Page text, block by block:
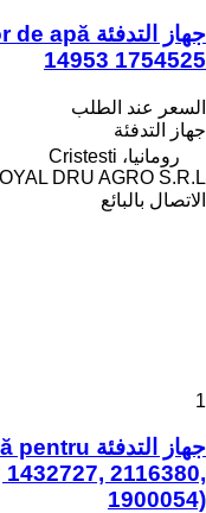
14953 1754525
السعر عند الطلب
جهاز التدفئة
رومانيا، Cristesti
DRU AGRO S.R.L.
الاتصال بالبائع
1
2116380,
1900054)